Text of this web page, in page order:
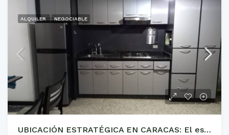
ALQUILER NEGOCIABLE
UBICACIÓN ESTRATÉGICA EN CARACAS: El espacio ideal para el ejecutivo moderno